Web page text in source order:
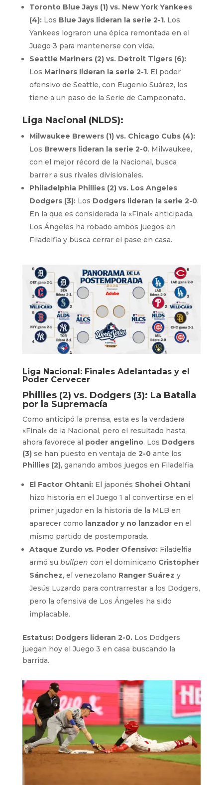
Toronto Blue Jays (1) vs. New York Yankees
(4):Los Blue Jays lideran la serie 2-1. Los
Yankees lograron una épica remontada en el
Juego 3 para mantenerse con vida.
Seattle Mariners (2) vs. Detroit Tigers (6):
Los Mariners lideran la serie 2-1. El poder
ofensivo de Seattle, con Eugenio Suárez, los
tiene a un paso de la Serie de Campeonato.
Liga Nacional (NLDS):
Milwaukee Brewers (1) vs. Chicago Cubs (4):
Los Brewers lideran la serie 2-0. Milwaukee,
con el mejor récord de la Nacional, busca
barrer a sus rivales divisionales.
Philadelphia Phillies (2) vs. Los Angeles
Dodgers (3):Los Dodgers lideran la serie 2-0.
En la que es considerada la «Final» anticipada,
Los Ángeles ha robado ambos juegos en
Filadelfia y busca cerrar el pase en casa.
Liga Nacional: Finales Adelantadas y el
Poder Cervecer
Phillies (2) vs. Dodgers (3): La Batalla
por la Supremacía
Como anticipó la prensa, esta es la verdadera
«Final» de la Nacional, pero el resultado hasta
ahora favorece al poder angelino. Los Dodgers
(3)se han puesto en ventaja de 2-0ante los
Phillies (2), ganando ambos juegos en Filadelfia.
El Factor Ohtani:El japonés Shohei Ohtani
hizo historia en el Juego 1 al convertirse en el
primer jugador en la historia de la MLB en
aparecer como lanzador y no lanzadoren el
mismo partido de postemporada.
Ataque Zurdo vs. Poder Ofensivo:Filadelfia
armó su bullpen con el dominicano Cristopher
Sánchez, el venezolano Ranger Suárez y
Jesús Luzardo para contrarrestar a los Dodgers,
pero la ofensiva de Los Ángeles ha sido
implacable.
Estatus: Dodgers lideran 2-0.Los Dodgers
juegan hoy el Juego 3 en casa buscando la
barrida.